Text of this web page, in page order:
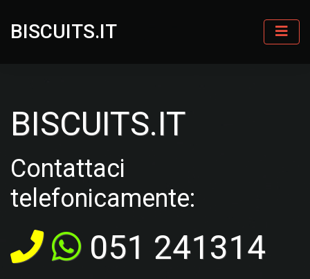
BISCUITS.IT
BISCUITS.IT
Contattaci
telefonicamente:
051 241314